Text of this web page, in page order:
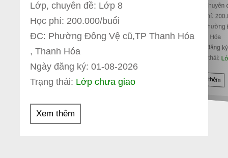
Lớp, chuyên đề: Lớp 8
Học phí: 200.000/buổi
ĐC: Phường Đông Vệ cũ,TP Thanh Hóa
, Thanh Hóa
Ngày đăng ký: 01-08-2026
Trạng thái: Lớp chưa giao
Xem thêm
Lớp,
Học phí:
ĐC:
Thanh Hóa
Ngày đăng
Trạng thái:
Xem thêm